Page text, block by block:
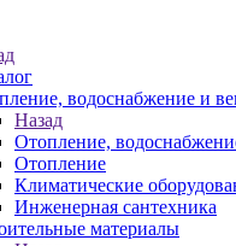
водоснабжение и
Назад
Отопление,
Отопление
Климатические
Инженерная сантехника
материалы